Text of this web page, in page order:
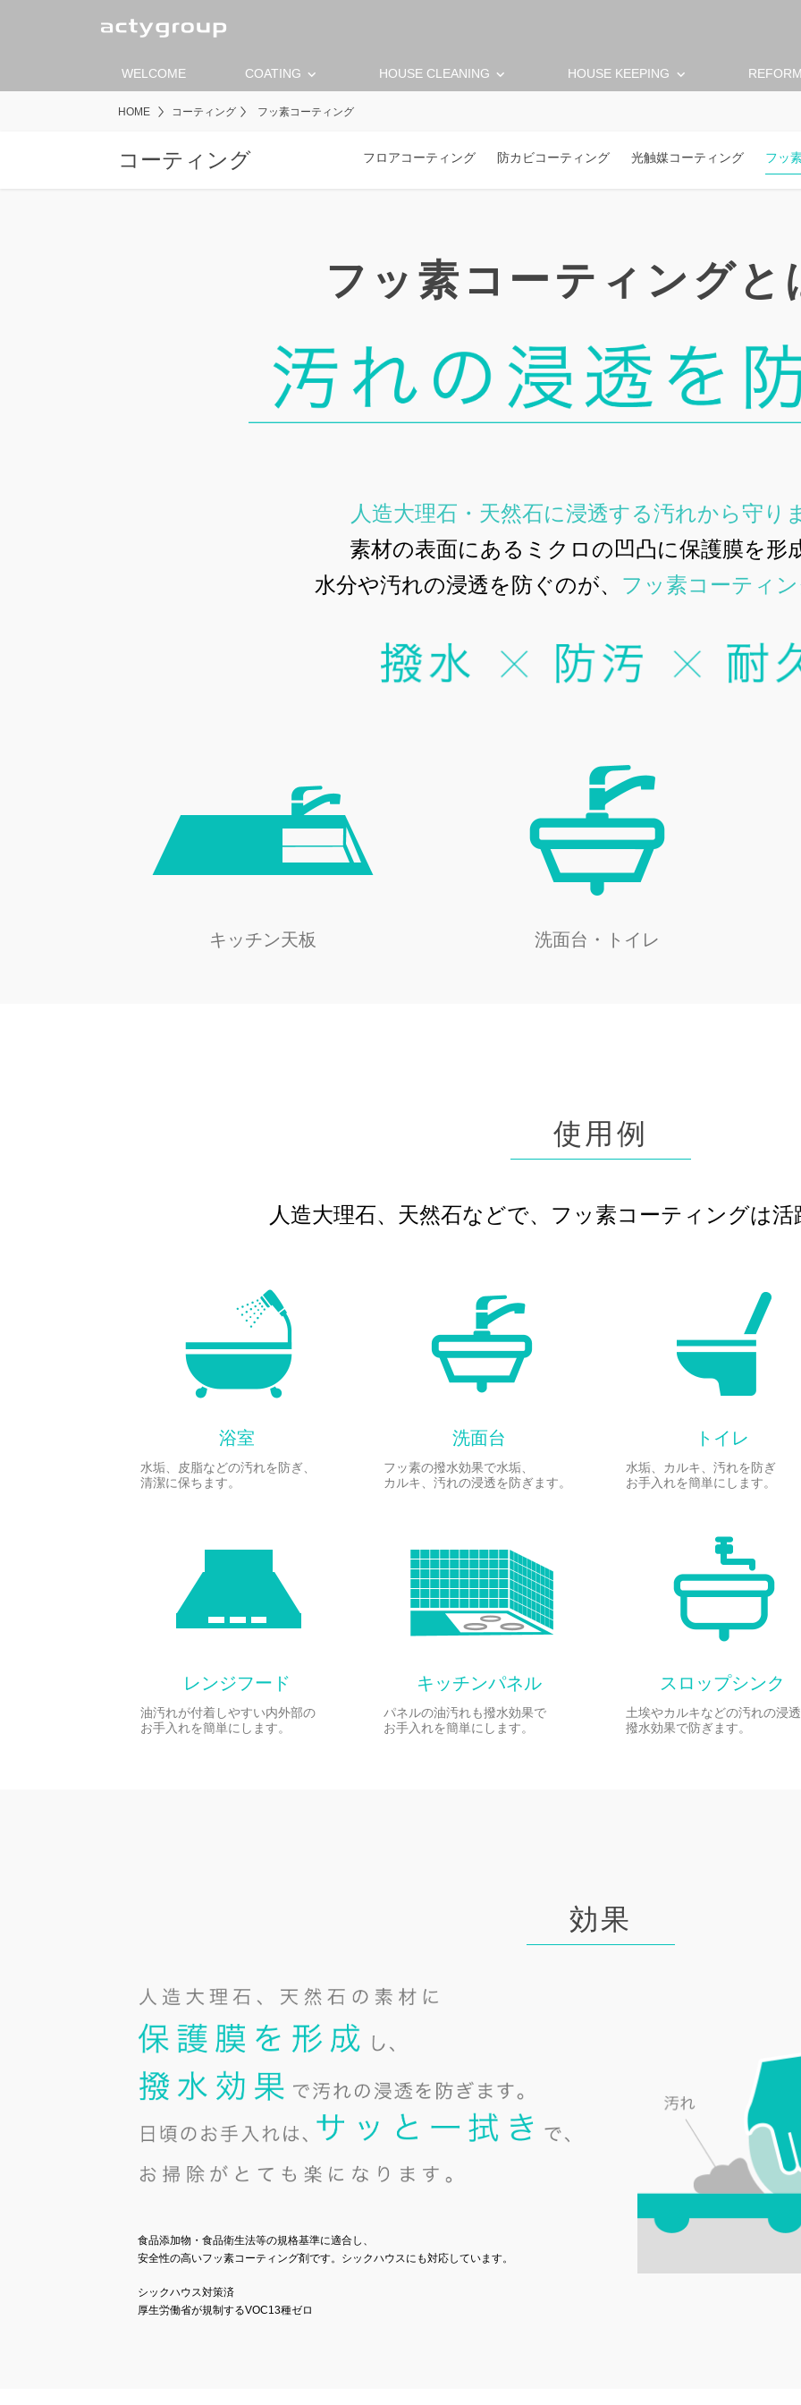
WELCOME COATING keyboard_arrow_down HOUSE CLEANING keyboard_arrow_down HOUSE KEEPING keyboard_arrow_down
HOME コーティング フッ素コーティング
コーティング フロアコーティング 防カビコーティング 光触媒コーティング フッ
フッ素コーティングと
人造大理石・天然石に浸透する汚れから守り
素材の表面にあるミクロの凹凸に保護膜を形
水分や汚れの浸透を防ぐのが、 フッ素コーティ
キッチン天板 洗面台・トイレ
使用例
人造大理石、天然石などで、 フッ素コーティングは
浴室
水垢、皮脂などの汚れを防ぎ、
清潔に保ちます。
洗面台
フッ素の撥水効果で水垢、
カルキ、汚れの浸透を防ぎます。
トイレ
水垢、カルキ、汚れを防ぎ
お手入れを簡単にします。
レンジフード
油汚れが付着しやすい内外部の
お手入れを簡単にします。
キッチンパネル
パネルの油汚れも撥水効果で
お手入れを簡単にします。
スロップシンク
土埃やカルキなどの汚れの浸
撥水効果で防ぎます。
効果
食品添加物・食品衛生法等の規格基準に適合し、
安全性の高いフッ素コーティング剤です。シックハウスにも対応しています。
シックハウス対策済
厚生労働省が規制するVOC13種ゼロ